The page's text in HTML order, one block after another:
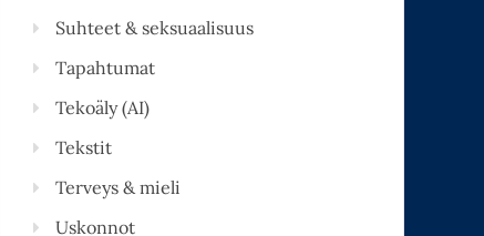
Suhteet & seksuaalisuus
Tapahtumat
Tekoäly (AI)
Tekstit
Terveys & mieli
Uskonnot